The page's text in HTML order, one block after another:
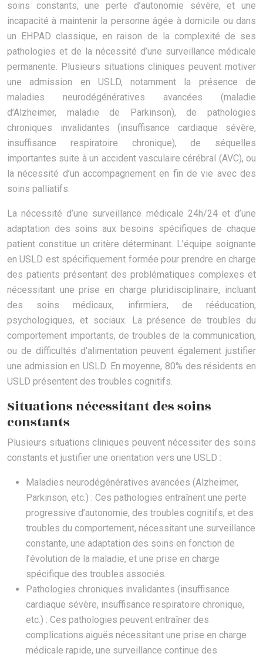
soins constants, une perte d’autonomie sévère, et une
incapacité à maintenir la personne âgée à domicile ou dans
un EHPAD classique, en raison de la complexité de ses
pathologies et de la nécessité d’une surveillance médicale
permanente. Plusieurs situations cliniques peuvent motiver
une admission en USLD, notamment la présence de
maladies neurodégénératives avancées (maladie
d’Alzheimer, maladie de Parkinson), de pathologies
chroniques invalidantes (insuffisance cardiaque sévère,
insuffisance respiratoire chronique), de séquelles
importantes suite à un accident vasculaire cérébral (AVC), ou
la nécessité d’un accompagnement en fin de vie avec des
soins palliatifs.
La nécessité d’une surveillance médicale 24h/24 et d’une
adaptation des soins aux besoins spécifiques de chaque
patient constitue un critère déterminant. L’équipe soignante
en USLD est spécifiquement formée pour prendre en charge
des patients présentant des problématiques complexes et
nécessitant une prise en charge pluridisciplinaire, incluant
des soins médicaux, infirmiers, de rééducation,
psychologiques, et sociaux. La présence de troubles du
comportement importants, de troubles de la communication,
ou de difficultés d’alimentation peuvent également justifier
une admission en USLD. En moyenne, 80% des résidents en
USLD présentent des troubles cognitifs.
Situations nécessitant des soins
constants
Plusieurs situations cliniques peuvent nécessiter des soins
constants et justifier une orientation vers une USLD :
Maladies neurodégénératives avancées (Alzheimer,
Parkinson, etc.) : Ces pathologies entraînent une perte
progressive d’autonomie, des troubles cognitifs, et des
troubles du comportement, nécessitant une surveillance
constante, une adaptation des soins en fonction de
l’évolution de la maladie, et une prise en charge
spécifique des troubles associés.
Pathologies chroniques invalidantes (insuffisance
cardiaque sévère, insuffisance respiratoire chronique,
etc.) : Ces pathologies peuvent entraîner des
complications aiguës nécessitant une prise en charge
médicale rapide, une surveillance continue des